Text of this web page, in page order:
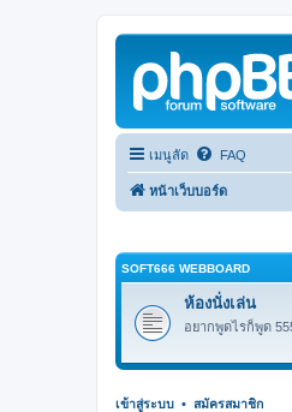
เมนูลัด FAQ
หน้าเว็บบอร์ด
SOFT666 WEBBOARD
ห้องนั่งเล่น
อยากพูดไรก็พูด
เข้าสู่ระบบ • สมัครสมาชิก